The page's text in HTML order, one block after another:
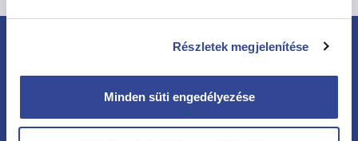
Részletek megjelenítése
Minden süti engedélyezése